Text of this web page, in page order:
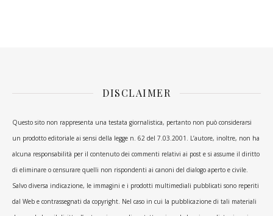
DISCLAIMER
Questo sito non rappresenta una testata giornalistica, pertanto non può considerarsi
un prodotto editoriale ai sensi della legge n. 62 del 7.03.2001. L’autore, inoltre, non ha
alcuna responsabilità per il contenuto dei commenti relativi ai post e si assume il diritto
di eliminare o censurare quelli non rispondenti ai canoni del dialogo aperto e civile.
Salvo diversa indicazione, le immagini e i prodotti multimediali pubblicati sono reperiti
dal Web e contrassegnati da copyright. Nel caso in cui la pubblicazione di tali materiali